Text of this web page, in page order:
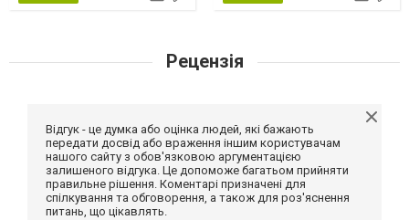
Рецензія
Відгук - це думка або оцінка людей, які бажають
передати досвід або враження іншим користувачам
нашого сайту з обов'язковою аргументацією
залишеного відгука. Це допоможе багатьом прийняти
правильне рішення. Коментарі призначені для
спілкування та обговорення, а також для роз'яснення
питань, що цікавлять.